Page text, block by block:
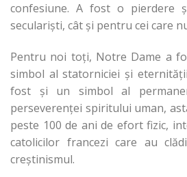
confesiune. A fost o pierdere
seculariști, cât și pentru cei care
Pentru noi toți, Notre Dame a
simbol al statorniciei și
fost și un simbol al
perseverenței spiritului uman,
peste 100 de ani de efort fizic,
catolicilor francezi care au
creștinismul.